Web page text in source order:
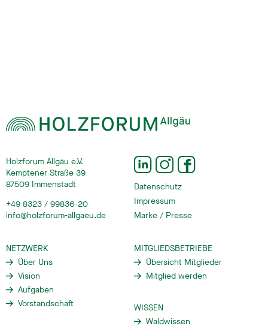
Holzforum Allgäu e.V.
Kemptener Straße 39
87509 Immenstadt
+49 8323 / 99836-20
info@holzforum-allgaeu.de
Datenschutz
Impressum
Marke / Presse
NETZWERK
Über Uns
Vision
Aufgaben
Vorstandschaft
MITGLIEDSBETRIEBE
Übersicht Mitglieder
Mitglied werden
WISSEN
Waldwissen